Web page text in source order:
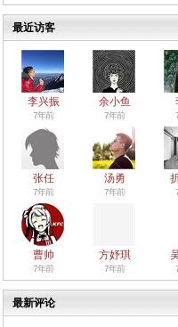
最近访客
李兴振
7年前
余小鱼
7年前
张任
7年前
汤勇
7年前
曹帅
7年前
方妤琪
7年前
最新评论